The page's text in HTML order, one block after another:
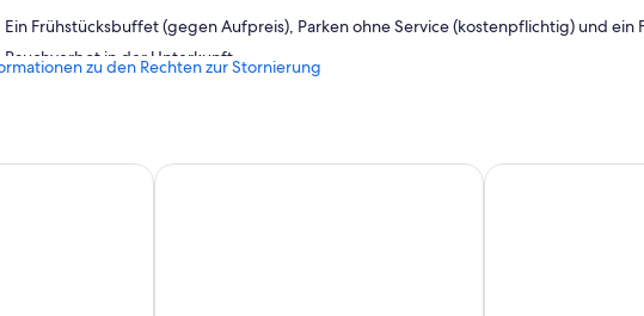
Ein Frühstücksbuffet (gegen Aufpreis), Parken ohne Service (kostenpflichtig) und ein
Rauchverbot in der Unterkunft
Annehmlichkeiten sind zum Beispiel:
zu den Rechten zur Stornierung
Trans World Hotel Donauwelle Best Western